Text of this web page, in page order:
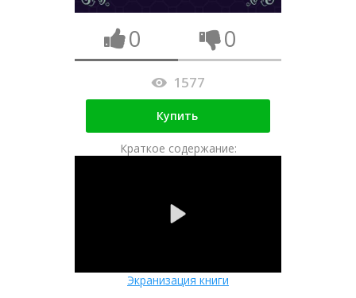
0 0
1577
Купить
Краткое содержание:
Экранизация книги